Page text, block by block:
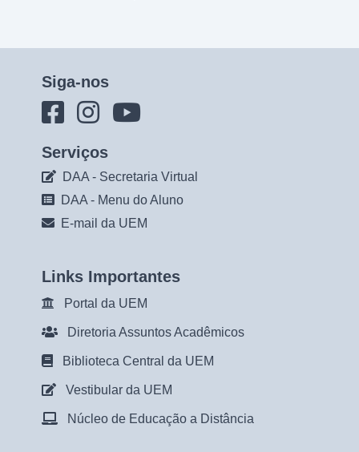
Siga-nos
Serviços
DAA - Secretaria Virtual
DAA - Menu do Aluno
E-mail da UEM
Links Importantes
Portal da UEM
Diretoria Assuntos Acadêmicos
Biblioteca Central da UEM
Vestibular da UEM
Núcleo de Educação a Distância